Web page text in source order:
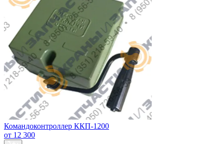
Командоконтроллер ККП-1200
от 12 300